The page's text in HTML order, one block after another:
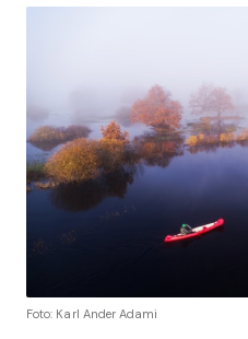
Foto: Karl Ander Adami